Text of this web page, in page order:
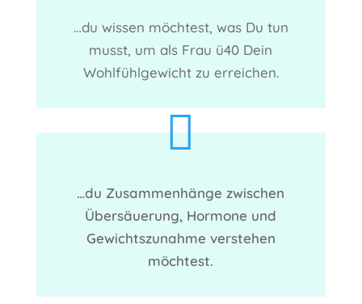
…du wissen möchtest, was Du tun
musst, um als Frau ü40 Dein
Wohlfühlgewicht zu erreichen.

…du Zusammenhänge zwischen
Übersäuerung, Hormone und
Gewichtszunahme verstehen
möchtest.